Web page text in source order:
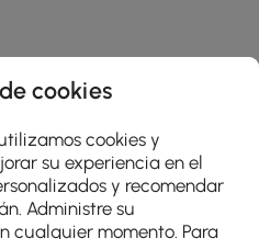
cookies
cookies y
su experiencia en el
y recomendar
Administre su
cualquier momento. Para